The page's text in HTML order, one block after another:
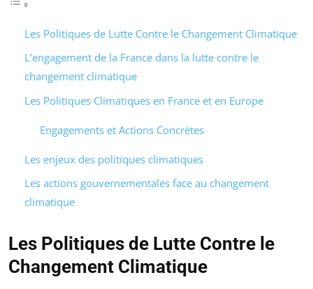
Les Politiques de Lutte Contre le Changement Climatique
L’engagement de la France dans la lutte contre le
changement climatique
Les Politiques Climatiques en France et en Europe
Engagements et Actions Concrètes
Les enjeux des politiques climatiques
Les actions gouvernementales face au changement
climatique
Les Politiques de Lutte Contre le
Changement Climatique